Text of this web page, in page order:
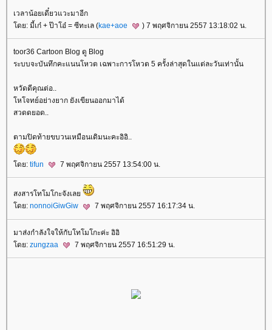
เวลาน้อยเดี๋ยวแวะมาอีก
ดย: มี้เก๋ + ป๊าโอ๋ = ซีทะเล (kae+aoe ) 7 พฤศจิกายน 2557 13:18:02 น.
toor36 Cartoon Blog ดู Blog
ระบบจะบันทึกคะแนนโหวต เฉพาะการโหวต 5 ครั้งล่าสุดในแต่ละวันเท่านั้น
หวัดดีคุณต่อ..
หโจทย์อย่างยาก ยังเขียนออกมาได้
สวดดยอด..
ตามปิดท้ายขบวนเหมือนเดิมนะคะอิอิ..
ดย: tifun 7 พฤศจิกายน 2557 13:54:00 น.
สงสารโทโมโกะจังเล
ดย: nonnoiGiwGiw 7 พฤศจิกายน 2557 16:17:34 น.
มาส่งกำลังใจให้กับโทโมโกะค่ะ อิอิ
ดย: zungzaa 7 พฤศจิกายน 2557 16:51:29 น.